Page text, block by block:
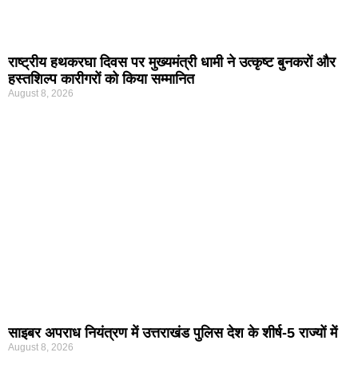
राष्ट्रीय हथकरघा दिवस पर मुख्यमंत्री धामी ने उत्कृष्ट बुनकरों और
हस्तशिल्प कारीगरों को किया सम्मानित
August 8, 2026
साइबर अपराध नियंत्रण में उत्तराखंड पुलिस देश के शीर्ष-5 राज्यों में
August 8, 2026